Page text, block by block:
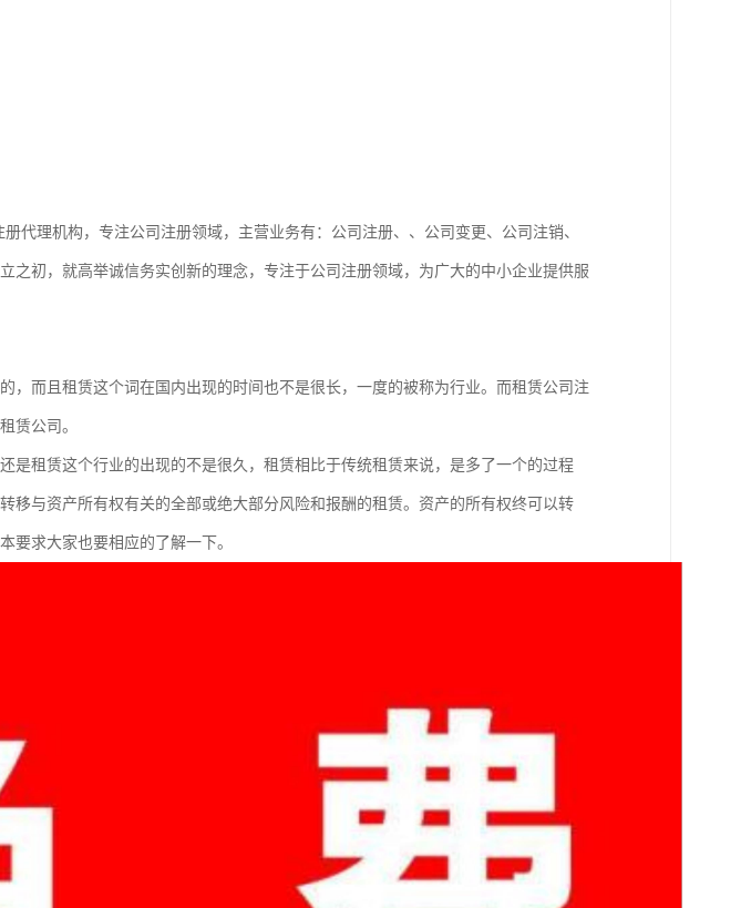
代理机构，专注公司注册领域，主营业务有：公司注册、、公司变更、公司注销、
之初，就高举诚信务实创新的理念，专注于公司注册领域，为广大的中小企业提供服
，而且租赁这个词在国内出现的时间也不是很长，一度的被称为行业。而租赁公司注
赁公司。
是租赁这个行业的出现的不是很久，租赁相比于传统租赁来说，是多了一个的过程
移与资产所有权有关的全部或绝大部分风险和报酬的租赁。资产的所有权终可以转
要求大家也要相应的了解一下。